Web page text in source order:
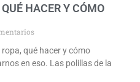
HACER Y CÓMO
qué hacer y cómo
en eso. Las polillas de la